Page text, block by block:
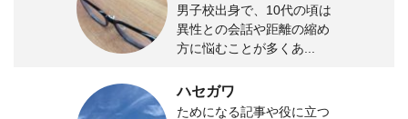
男子校出身で、10代の頃は
異性との会話や距離の縮め
方に悩むことが多くあ...
ハセガワ
ためになる記事や役に立つ